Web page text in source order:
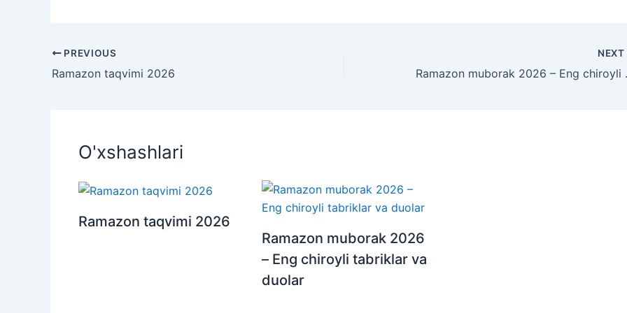
PREVIOUS
Ramazon taqvimi 2026
NEXT
O'xshashlari
Ramazon taqvimi 2026
Ramazon muborak 2026
– Eng chiroyli tabriklar va
duolar